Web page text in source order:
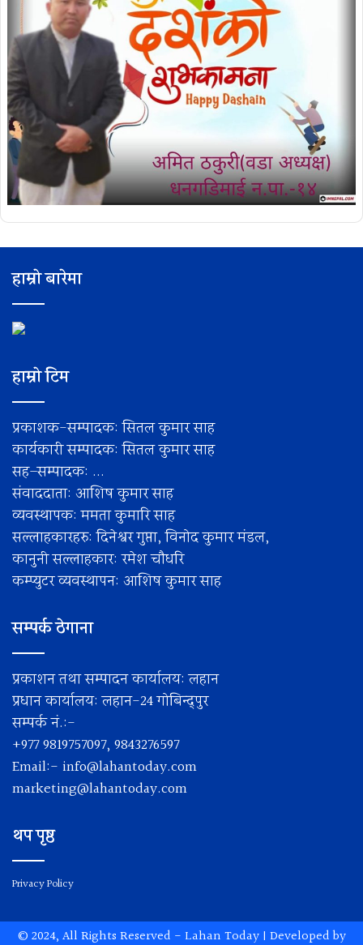
हाम्रो बारेमा
हाम्रो टिम
प्रकाशक-सम्पादक: सितल कुमार साह
कार्यकारी सम्पादक: सितल कुमार साह
सह–सम्पादक: ...
संवाददाता: आशिष कुमार साह
व्यवस्थापक: ममता कुमारि साह
सल्लाहकारहरु: दिनेश्वर गुप्ता, विनोद कुमार मंडल,
कानुनी सल्लाहकार: रमेश चाैधरि
कम्प्युटर व्यवस्थापन: आशिष कुमार साह
सम्पर्क ठेगाना
प्रकाशन तथा सम्पादन कार्यालय: लहान
प्रधान कार्यालय: लहान-24 गोबिन्द्पुर
सम्पर्क नं.:-
+977 9819757097, 9843276597
Email:- info@lahantoday.com
marketing@lahantoday.com
थप पृष्ठ
Privacy Policy
© 2024, All Rights Reserved - Lahan Today| Developed by